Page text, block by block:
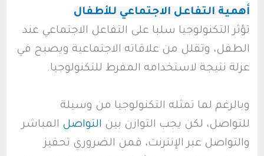
أهمية التفاعل الاجتماعي للأطفال
تؤثر التكنولوجيا سلبا على التفاعل الاجتماعي عند
الطفل، وتقلل من علاقاته الاجتماعية ويصبح في
عزلة نتيجة لاستخدامه المفرط للتكنولوجيا.
وبالرغم لما تمثله التكنولوجيا من وسيلة
للتواصل، لكن يجب التوازن بين التواصل المباشر
والتواصل عبر الإنترنت، فمن الضروري تحفيز